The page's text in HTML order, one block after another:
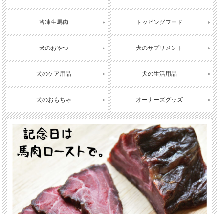
冷凍生馬肉 トッピングフード
犬のおやつ 犬のサプリメント
犬のケア用品 犬の生活用品
犬のおもちゃ オーナーズグッズ